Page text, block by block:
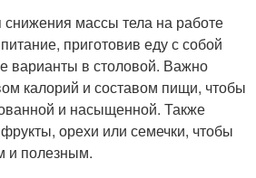
массы тела на работе
приготовив еду с собой
варианты в столовой. Важно
калорий и составом пищи, чтобы
и насыщенной. Также
орехи или семечки, чтобы
и полезным.